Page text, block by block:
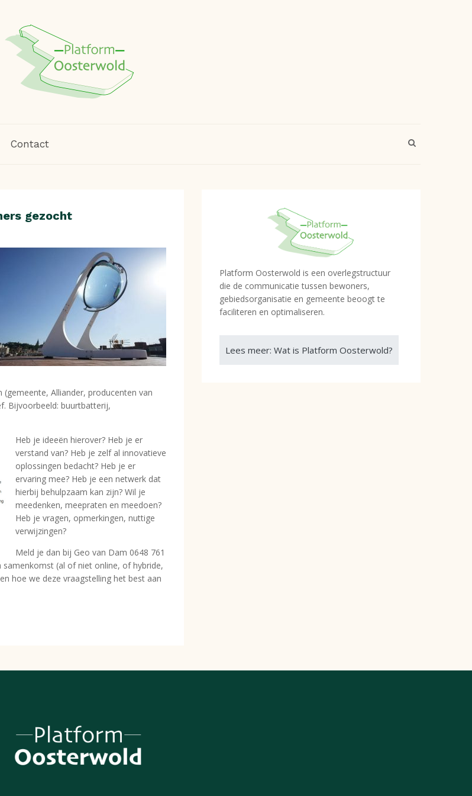
Contact
gezocht
Alliander, producenten van
Bijvoorbeeld: buurtbatterij,
Heb je ideeën hierover? Heb je er
verstand van? Heb je zelf al innovatieve
oplossingen bedacht? Heb je er
ervaring mee? Heb je een netwerk dat
hierbij behulpzaam kan zijn? Wil je
meedenken, meepraten en meedoen?
Heb je vragen, opmerkingen, nuttige
verwijzingen?
Meld je dan bij Geo van Dam 0648 761
(al of niet online, of hybride,
hoe we deze vraagstelling het best aan
Platform Oosterwold is een overlegstructuur
die de communicatie tussen bewoners,
gebiedsorganisatie en gemeente beoogt te
faciliteren en optimaliseren.
Lees meer: Wat is Platform Oosterwold?